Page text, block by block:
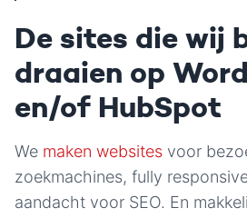
De sites die wij
draaien op
en/of HubSpot
We maken websites voor
zoekmachines, fully
aandacht voor SEO. En